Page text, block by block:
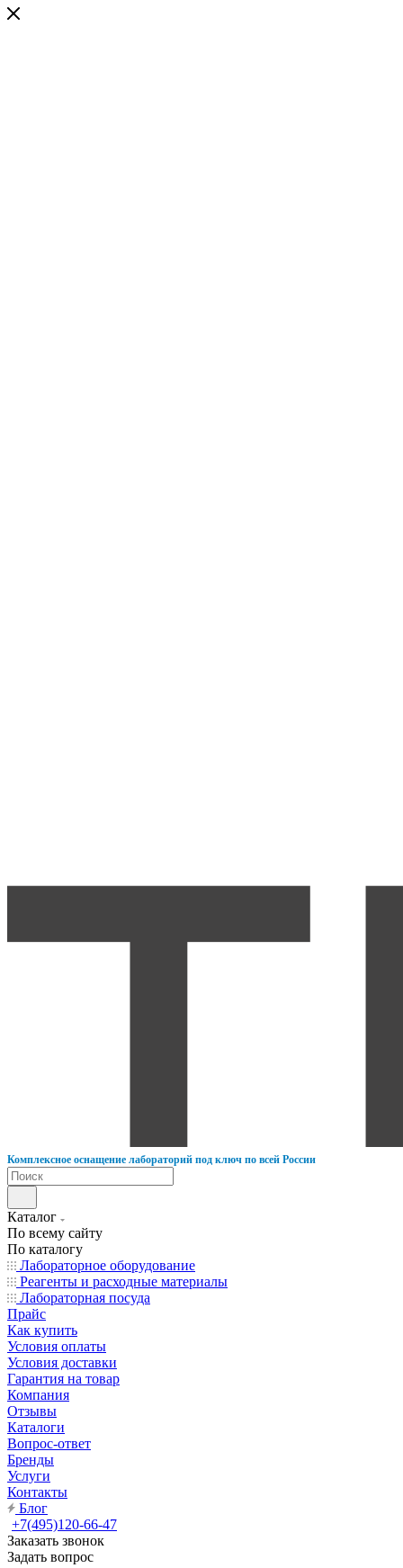
Комплексное оснащение лабораторий под ключ по всей России
Каталог
По всему сайту
По каталогу
Лабораторное оборудование
Реагенты и расходные материалы
Лабораторная посуда
Прайс
Как купить
Условия оплаты
Условия доставки
Гарантия на товар
Компания
Отзывы
Каталоги
Вопрос-ответ
Бренды
Услуги
Контакты
Блог
+7(495)120-66-47
Заказать звонок
Задать вопрос